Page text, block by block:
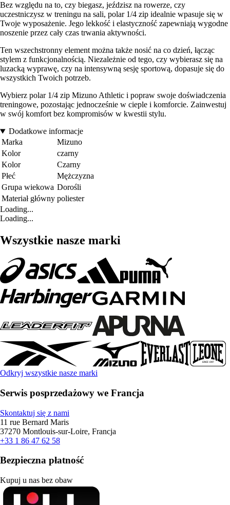
Bez względu na to, czy biegasz, jeździsz na rowerze, czy
uczestniczysz w treningu na sali, polar 1/4 zip idealnie wpasuje się w
Twoje wyposażenie. Jego lekkość i elastyczność zapewniają wygodne
noszenie przez cały czas trwania aktywności.
Ten wszechstronny element można także nosić na co dzień, łącząc
stylem z funkcjonalnością. Niezależnie od tego, czy wybierasz się na
luzacką wyprawę, czy na intensywną sesję sportową, dopasuje się do
wszystkich Twoich potrzeb.
Wybierz polar 1/4 zip Mizuno Athletic i popraw swoje doświadczenia
treningowe, pozostając jednocześnie w cieple i komforcie. Zainwestuj
w swój komfort bez kompromisów w kwestii stylu.
Dodatkowe informacje
Marka
Mizuno
Kolor
czarny
Kolor
Czarny
Płeć
Mężczyzna
Grupa wiekowa Dorośli
Materiał główny poliester
Loading...
Loading...
Wszystkie nasze marki
Odkryj wszystkie nasze marki
Serwis posprzedażowy we Francja
Skontaktuj się z nami
11 rue Bernard Maris
37270 Montlouis-sur-Loire, Francja
+33 1 86 47 62 58
Bezpieczna płatność
Kupuj u nas bez obaw